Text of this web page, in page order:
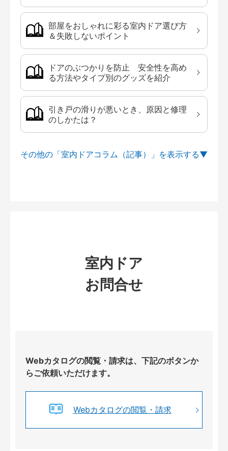
部屋をおしゃれに彩る室内ドア選び方
＆失敗しないポイント
ドアのぶつかりを防止 安全性を高め
る方法やタイプ別のグッズを紹介
引き戸の滑りが悪いとき、原因と修理
のしかたは？
その他の「室内ドアコラム（記事）」を
室内ドア
お問合せ
Webカタログの閲覧・請求は、下記のボタンか
らご依頼いただけます。
Webカタログの閲覧・請求